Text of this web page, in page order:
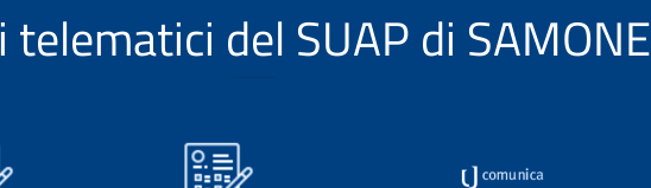
telematici del SUAP di SAMONE